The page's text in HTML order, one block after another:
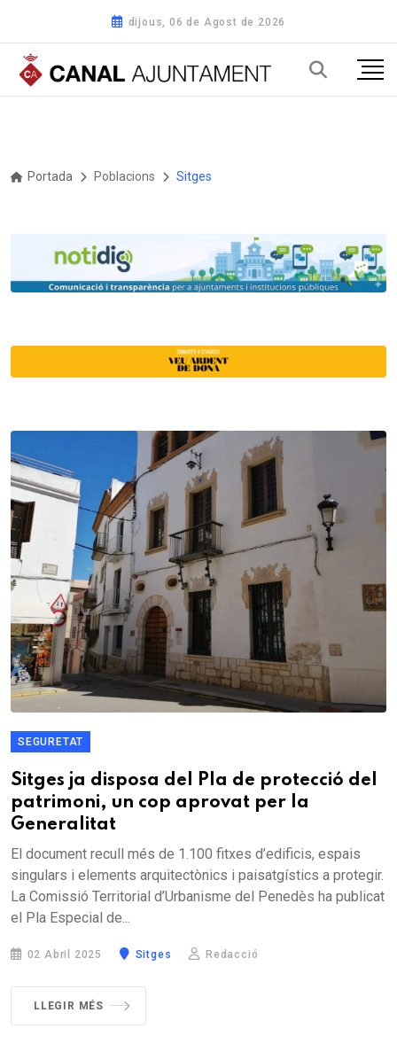
dijous, 06 de Agost de 2026
Portada Poblacions Sitges
SEGURETAT
Sitges ja disposa del Pla de protecció del
patrimoni, un cop aprovat per la
Generalitat
El document recull més de 1.100 fitxes d’edificis, espais
singulars i elements arquitectònics i paisatgístics a protegir.
La Comissió Territorial d’Urbanisme del Penedès ha publicat
el Pla Especial de...
02 Abril 2025 Sitges Redacció
LLEGIR MÉS